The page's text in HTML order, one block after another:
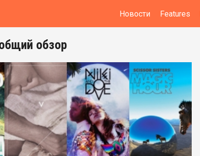
Новости Features
обзор